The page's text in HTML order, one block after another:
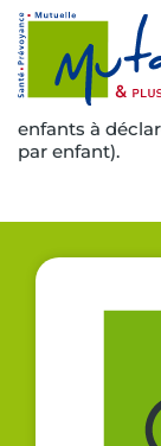
Déclaration
Remplir 1
enfants à
par enfant).